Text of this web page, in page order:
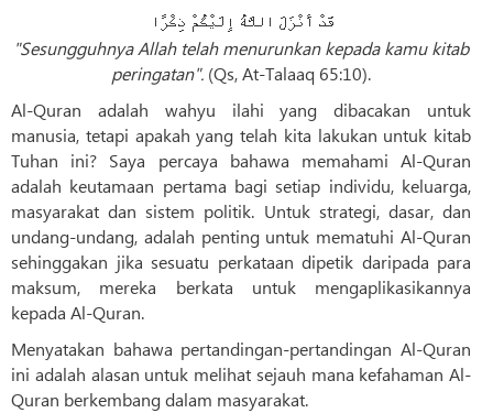
قَدْ أَنْزَلَ اللَّهُ إِلَيْكُمْ ذِكْرًا
"Sesungguhnya Allah telah menurunkan kepada kamu kitab
peringatan". (Qs, At-Talaaq 65:10).
Al-Quran adalah wahyu ilahi yang dibacakan untuk
manusia, tetapi apakah yang telah kita lakukan untuk kitab
Tuhan ini? Saya percaya bahawa memahami Al-Quran
adalah keutamaan pertama bagi setiap individu, keluarga,
masyarakat dan sistem politik. Untuk strategi, dasar, dan
undang-undang, adalah penting untuk mematuhi Al-Quran
sehinggakan jika sesuatu perkataan dipetik daripada para
maksum, mereka berkata untuk mengaplikasikannya
kepada Al-Quran.
Menyatakan bahawa pertandingan-pertandingan Al-Quran
ini adalah alasan untuk melihat sejauh mana kefahaman Al-
Quran berkembang dalam masyarakat.